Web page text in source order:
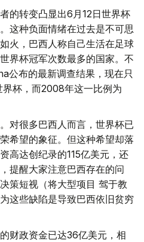
的转变凸显出6月12日世界杯
这种负面情绪在过去是不可思
火，巴西人称自己生活在足球
界杯冠军次数最多的国家。不
公布的最新调查结果，现在只
杯，而2008年这一比例为
对很多巴西人而言，世界杯已
希望的象征。但这种希望却落
高达创纪录的115亿美元，还
提醒大家注意巴西存在的问
策短视（将大型项目 驾于教
这些缺陷是导致巴西依旧贫穷
财政资金已达36亿美元，相